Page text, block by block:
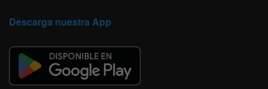
Descarga nuestra App